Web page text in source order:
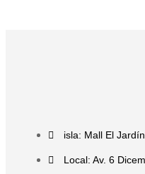
isla: Mall El
Local: Av. 6